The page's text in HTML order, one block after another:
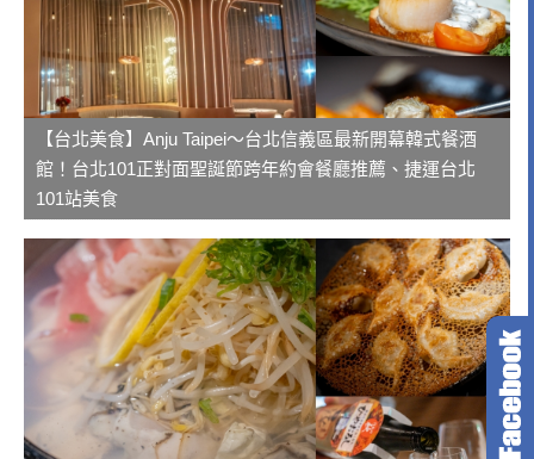
【台北美食】Anju Taipei～台北信義區最新開幕韓式餐酒
館！台北101正對面聖誕節跨年約會餐廳推薦、捷運台北
101站美食